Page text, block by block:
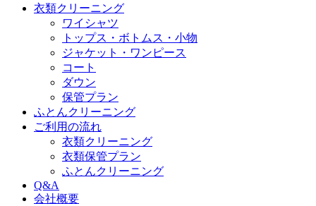
衣類クリーニング
ワイシャツ
トップス・ボトムス・小物
ジャケット・ワンピース
コート
ダウン
保管プラン
ふとんクリーニング
ご利用の流れ
衣類クリーニング
衣類保管プラン
ふとんクリーニング
Q&A
会社概要